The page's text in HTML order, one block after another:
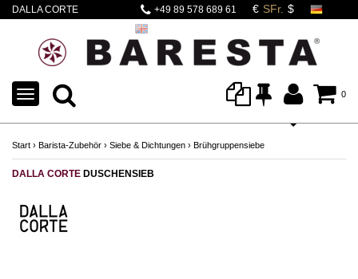
DALLA CORTE
+49 89 578 689 61
0
TOGGLE
NAVIGATION
Start › Barista-Zubehör › Siebe & Dichtungen › Brühgruppensiebe
DALLA CORTE DUSCHENSIEB